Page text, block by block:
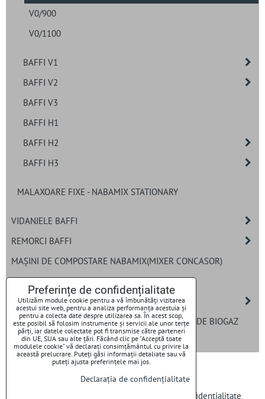
V0/900
V0/1100
BAFFI V1
BAFFI V2
BAFFI V3
BAFFI H1
BAFFI H2
BAFFI H3
MALAXOARE FIXE - NABAMIX STATIONARY
VIDANJELE BAFFI
REMORCI BAFFI
MAȘINI DE COMPOSTARE NABAMIX(MIXER CONCASOR)
MELCI PENTRU REMORCI TEHNOLOGICE
ȘNECURI ÎNCĂRCARE
SISTEME DE DOZARE BAFFI PENTRU INSTALAȚII DE BIOGAZ
CUȚITE
Declarația de confidențialitate
Preferințe de confidențialitate
Utilizăm module cookie pentru a vă îmbunătăți vizitarea
acestui site web, pentru a analiza performanța acestuia și
pentru a colecta date despre utilizarea sa. În acest scop,
este posibil să folosim instrumente și servicii ale unor terțe
părți, iar datele colectate pot fi transmise către parteneri
din UE, SUA sau alte țări. Făcând clic pe "Acceptă toate
modulele cookie" vă declarați consimțământul cu privire la
această prelucrare. Puteți găsi informații detaliate sau vă
puteți ajusta preferințele mai jos.
Declarația de confidențialitate